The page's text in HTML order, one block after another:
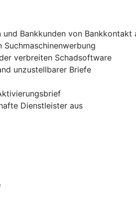
und Bankkunden von Bankkontakt
verbreiten Schadsoftware
unzustellbarer Briefe
Dienstleister aus